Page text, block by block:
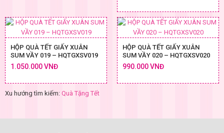
HỘP QUÀ TẾT GIẤY XUÂN
SUM VẦY 019 – HQTGXSV019
1.050.000 VNĐ
HỘP QUÀ TẾT GIẤY XUÂN
SUM VẦY 020 – HQTGXSV020
990.000 VNĐ
Xu hướng tìm kiếm: Quà Tặng Tết